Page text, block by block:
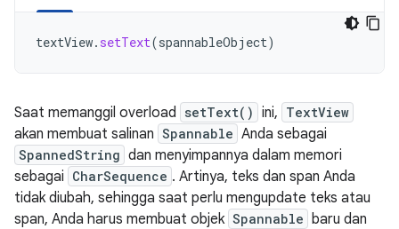
textView. setText(spannableObject)
Saat memanggil overload setText() ini, TextView
akan membuat salinan Spannable Anda sebagai
SpannedString dan menyimpannya dalam memori
sebagai CharSequence . Artinya, teks dan span Anda
tidak diubah, sehingga saat perlu mengupdate teks atau
span, Anda harus membuat objek Spannable
baru dan